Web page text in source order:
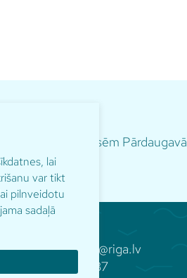
lai
var tikt
pilnveidotu
sadaļā
gaidāmajām norisēm Pārdaugavā
pardaugavaka@riga.lv
+371 67 181 937